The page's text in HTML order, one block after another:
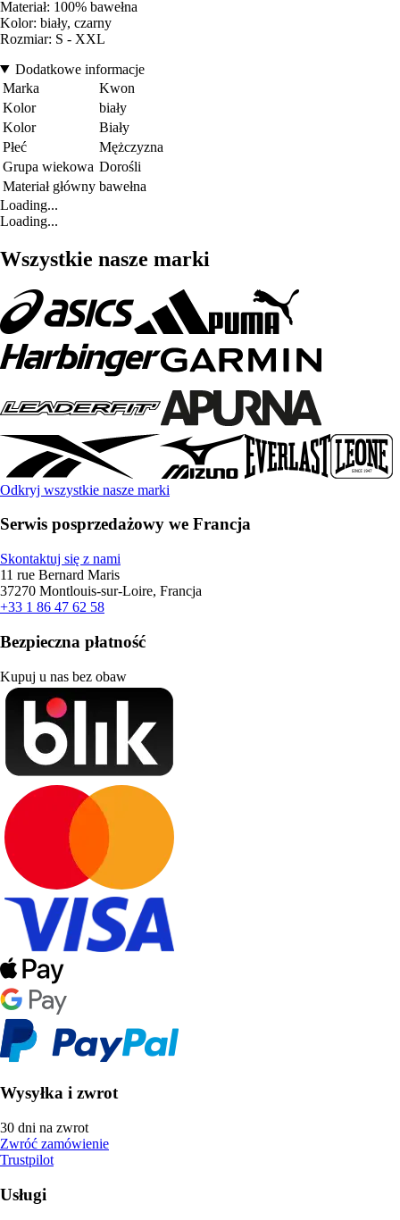
Materiał: 100% bawełna
Kolor: biały, czarny
Rozmiar: S - XXL
Dodatkowe informacje
Marka
Kwon
Kolor
biały
Kolor
Biały
Płeć
Mężczyzna
Grupa wiekowa Dorośli
Materiał główny bawełna
Loading...
Loading...
Wszystkie nasze marki
Odkryj wszystkie nasze marki
Serwis posprzedażowy we Francja
Skontaktuj się z nami
11 rue Bernard Maris
37270 Montlouis-sur-Loire, Francja
+33 1 86 47 62 58
Bezpieczna płatność
Kupuj u nas bez obaw
Wysyłka i zwrot
30 dni na zwrot
Zwróć zamówienie
Trustpilot
Usługi